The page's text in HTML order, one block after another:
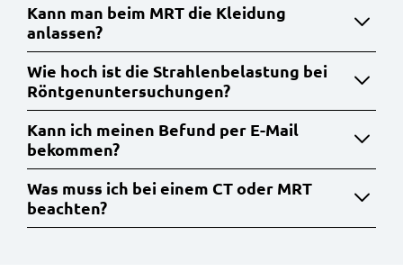
Kann man beim MRT die Kleidung
anlassen?
Wie hoch ist die Strahlenbelastung bei
Röntgenuntersuchungen?
Kann ich meinen Befund per E-Mail
bekommen?
Was muss ich bei einem CT oder MRT
beachten?